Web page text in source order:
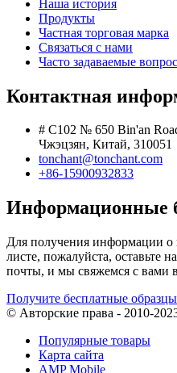
Наша история
Продукты
Частная торговая марка
Связаться с нами
Часто задаваемые
Контактная
# C102 № 650 Bin'an
Чжэцзян, Китай, 310051
tonchant@tonchant.com
+86-15900932833
Информационные
Для получения информации
листе, пожалуйста, оставьте
почты, и мы свяжемся с вами
Получите бесплатные образцы
© Авторские права - 2010-
Популярные товары
Карта сайта
AMP Mobile